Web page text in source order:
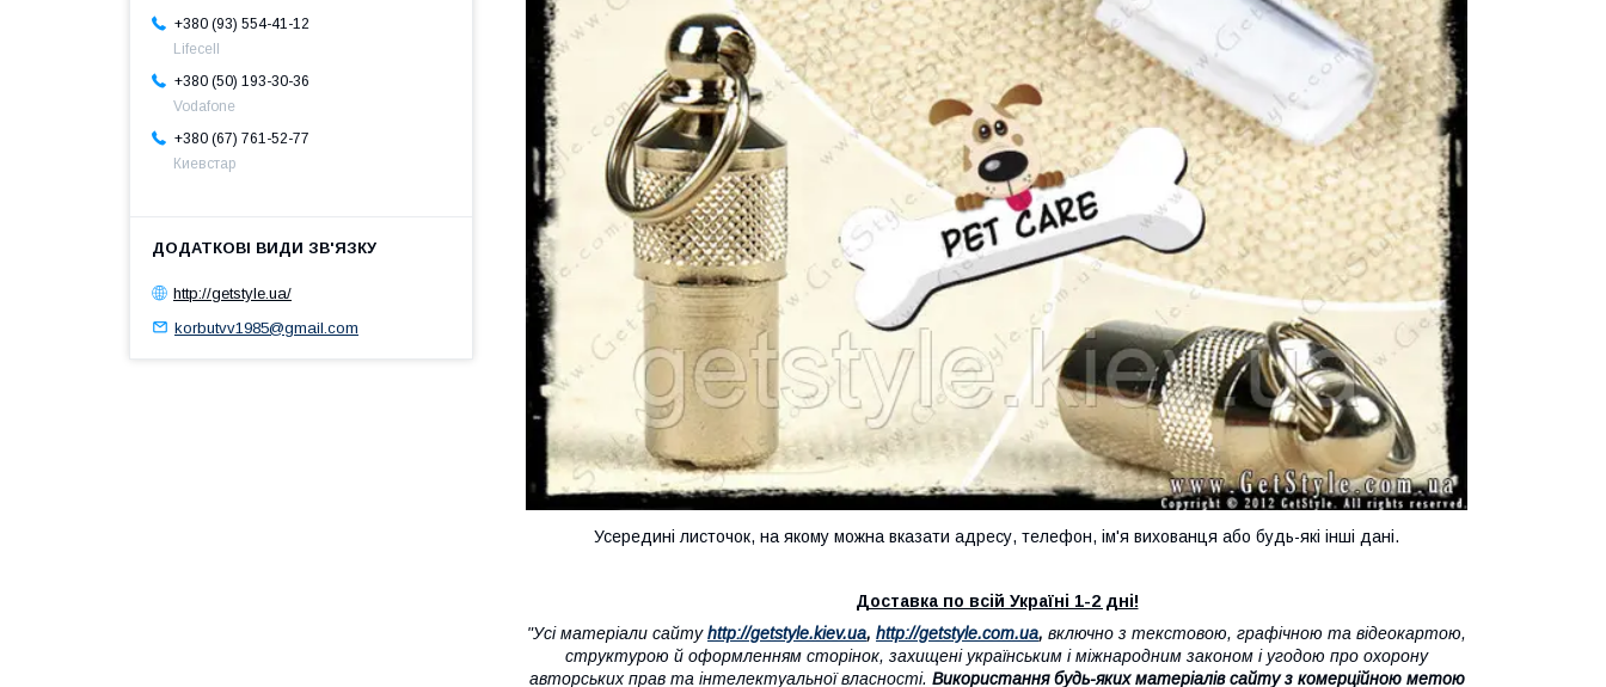
Усередині листочок, на якому можна вказати адресу, телефон, ім'я вихованця або будь-які інші дані.
Доставка по всій Україні 1-2 дні!
"Усі матеріали сайтуhttp://getstyle.kiev.ua, http://getstyle.com.ua, включно з текстовою, графічною та відеокартою,
структурою й оформленням сторінок, захищені українським і міжнародним законом і угодою про охорону
авторських прав та інтелектуальної власності. Використання будь-яких матеріалів сайту з комерційною метою
+380 (93) 554-41-12
Lifecell
+380 (50) 193-30-36
Vodafone
+380 (67) 761-52-77
Киевстар
http://getstyle.ua/
korbutvv1985@gmail.com